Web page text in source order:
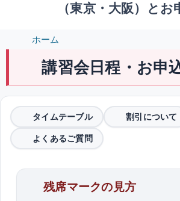
（東京・大阪）とお
ホーム
講習会日程・お申
タイムテーブル 割引について
よくあるご質問
残席マークの見方